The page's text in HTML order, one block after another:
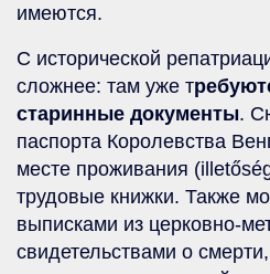
имеются.
С исторической
сложнее: там уже т
старинные документы.
паспорта Королевства
месте проживания
трудовые книжки. Также
выписками из церковно-
свидетельствами о